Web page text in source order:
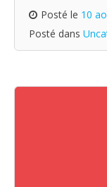
Posté le 10
Posté dans